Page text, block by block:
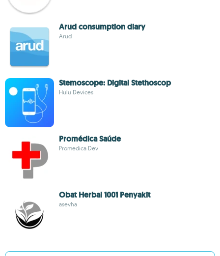
Arud consumption diary
Arud
Stemoscope: Digital Stethoscop
Hulu Devices
Promédica Saúde
Promedica Dev
Obat Herbal 1001 Penyakit
asevha